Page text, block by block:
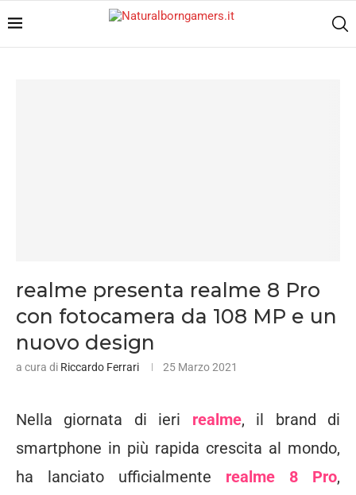
realme presenta realme 8 Pro
con fotocamera da 108 MP e un
nuovo design
a cura di Riccardo Ferrari 25 Marzo 2021
Nella giornata di ieri realme, il brand di
smartphone in più rapida crescita al mondo,
ha lanciato ufficialmente realme 8 Pro,